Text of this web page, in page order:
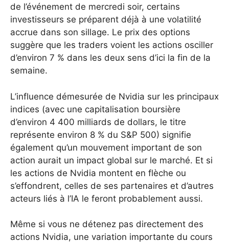
de l’événement de mercredi soir, certains
investisseurs se préparent déjà à une volatilité
accrue dans son sillage. Le prix des options
suggère que les traders voient les actions osciller
d’environ 7 % dans les deux sens d’ici la fin de la
semaine.
L’influence démesurée de Nvidia sur les principaux
indices (avec une capitalisation boursière
d’environ 4 400 milliards de dollars, le titre
représente environ 8 % du S&P 500) signifie
également qu’un mouvement important de son
action aurait un impact global sur le marché. Et si
les actions de Nvidia montent en flèche ou
s’effondrent, celles de ses partenaires et d’autres
acteurs liés à l’IA le feront probablement aussi.
Même si vous ne détenez pas directement des
actions Nvidia, une variation importante du cours